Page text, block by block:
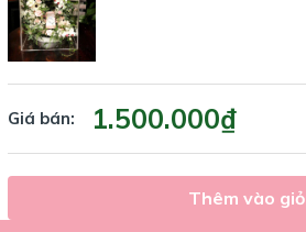
Giá bán: 1.500.000₫
Thêm vào giỏ